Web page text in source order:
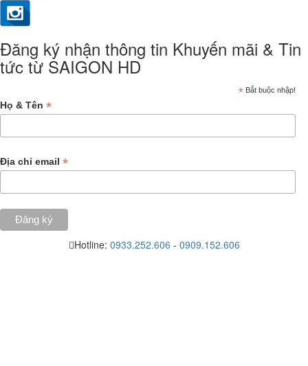
Đăng ký nhận thông tin Khuyến mãi & Tin
tức từ SAIGON HD
* Bắt buộc nhập!
Họ & Tên *
Địa chỉ email *
Hotline: 0933.252.606 - 0909.152.606